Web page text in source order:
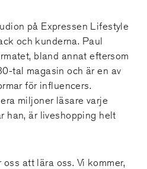
på Expressen Lifestyle
och kunderna. Paul
bland annat eftersom
tal magasin och är en av
för influencers.
miljoner läsare varje
han, är liveshopping helt
att lära oss. Vi kommer,